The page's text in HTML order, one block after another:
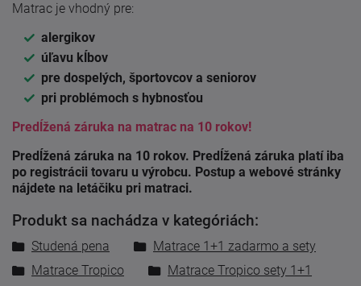
Matrac je vhodný pre:
alergikov
úľavu kĺbov
pre dospelých, športovcov a seniorov
pri problémoch s hybnosťou
Predĺžená záruka na matrac na 10 rokov!
Predĺžená záruka na 10 rokov. Predĺžená záruka platí iba
po registrácii tovaru u výrobcu. Postup a webové stránky
nájdete na letáčiku pri matraci.
Produkt sa nachádza v kategóriách:
Studená pena
Matrace 1+1 zadarmo a sety
Matrace Tropico
Matrace Tropico sety 1+1